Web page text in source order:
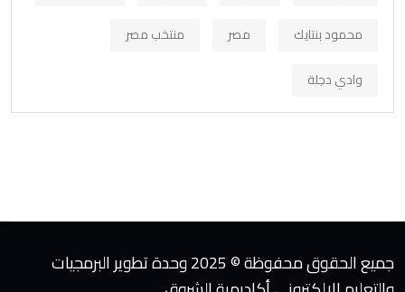
محمود بنتايك
مصر
منتخب مصر
وادي دجلة
جميع الحقوق محفوظة © 2025 وحدة تطوير البرمجيات